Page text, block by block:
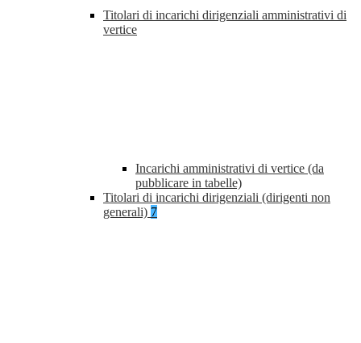
Titolari di incarichi dirigenziali amministrativi di
vertice
Incarichi amministrativi di vertice (da
pubblicare in tabelle)
Titolari di incarichi dirigenziali (dirigenti non
generali) 7